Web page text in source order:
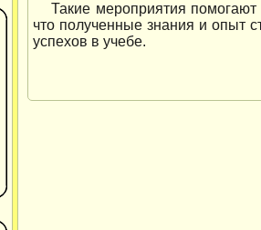
Такие мероприятия
что полученные знания и опыт
успехов в учебе.